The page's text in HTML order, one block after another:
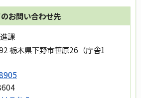
お問い合わせ先
課
栃木県下野市笹原26（庁舎1